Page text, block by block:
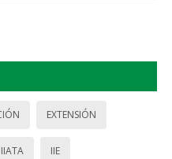
EXTENSIÓN
IIATA IIE